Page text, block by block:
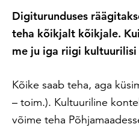
Digiturunduses
teha kõikjalt kõikjale.
me ju iga riigi
Kõike saab teha, aga
– toim.). Kultuuriline
võime teha